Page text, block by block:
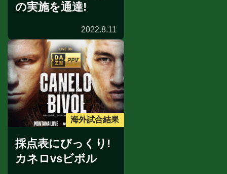
の実施を通達!
2022.8.11
海外試合結果
採点表にびっくり!
カネロvsビボル